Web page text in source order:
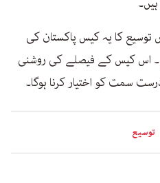
کا یہ کیس پاکستان کی
اس کیس کے فیصلے کی روشنی
سمت کو اختیار کرنا ہوگا۔
توسیع